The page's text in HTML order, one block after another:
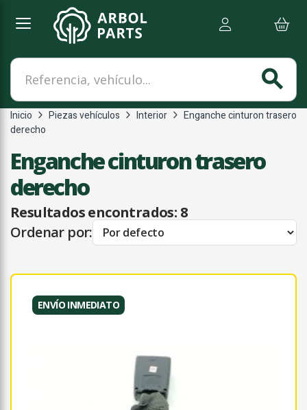
Referencia, vehículo...
search
Inicio Piezas vehículos Interior
Enganche cinturon trasero
derecho
Enganche cinturon trasero
derecho
Resultados encontrados: 8
Ordenar por:
ENVÍO INMEDIATO